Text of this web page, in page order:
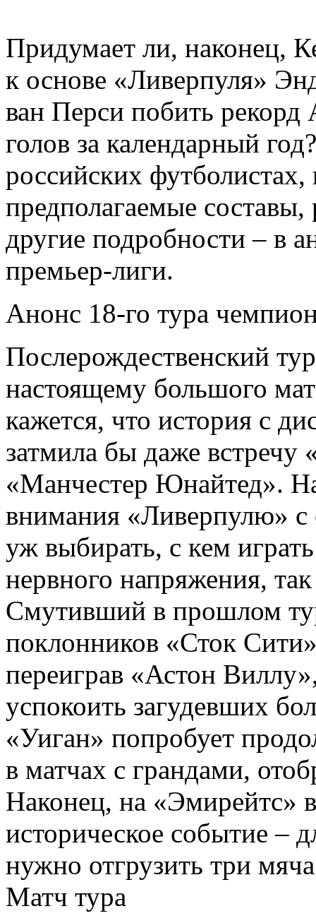
Придумает ли, наконец,
к основе «Ливерпуля»
ван Перси побить
голов за календарный
российских
предполагаемые составы,
другие подробности – в
премьер-лиги.
Анонс 18-го тура
Послерождественский
настоящему большого
кажется, что история с
затмила бы даже
«Манчестер Юнайтед».
внимания «Ливерпулю» с
уж выбирать, с кем
нервного напряжения,
Смутивший в прошлом
поклонников «Сток Сити»
переиграв «Астон
успокоить загудевших
«Уиган» попробует
в матчах с грандами,
Наконец, на «Эмирейтс»
историческое событие –
нужно отгрузить три
Матч тура